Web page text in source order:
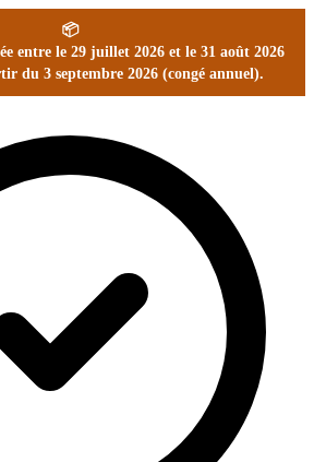
📦
entre le 29 juillet 2026 et le 31 août 2026
du 3 septembre 2026 (congé annuel).